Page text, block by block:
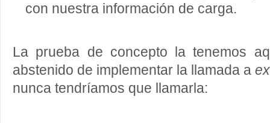
con nuestra información de carga.
La prueba de concepto la tenemos
abstenido de implementar la llamada a
nunca tendríamos que llamarla: